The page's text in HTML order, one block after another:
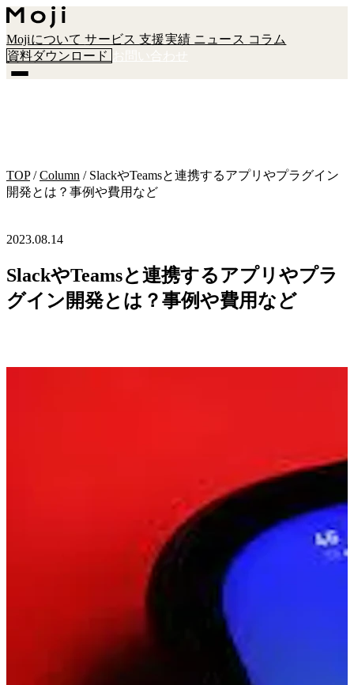
Mojiについてサービス支援実績 ニュース コラム
資料ダウンロード
TOP / Column / SlackやTeamsと連携するアプリやプラグイン
開発とは？事例や費用など
2023.08.14
SlackやTeamsと連携するアプリやプラ
グイン開発とは？事例や費用など